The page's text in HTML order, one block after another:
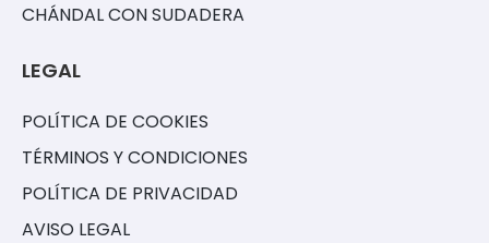
CHÁNDAL CON SUDADERA
LEGAL
POLÍTICA DE COOKIES
TÉRMINOS Y CONDICIONES
POLÍTICA DE PRIVACIDAD
AVISO LEGAL